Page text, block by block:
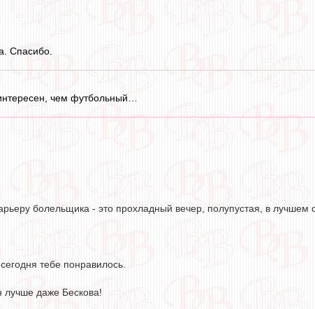
Спасибо.
чем футбольный…
болельщика - это прохладный вечер, полупустая, в
тебе понравилось.
лучше даже Бескова!